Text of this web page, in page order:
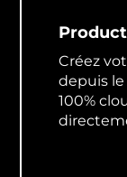
Créez
depuis
100%